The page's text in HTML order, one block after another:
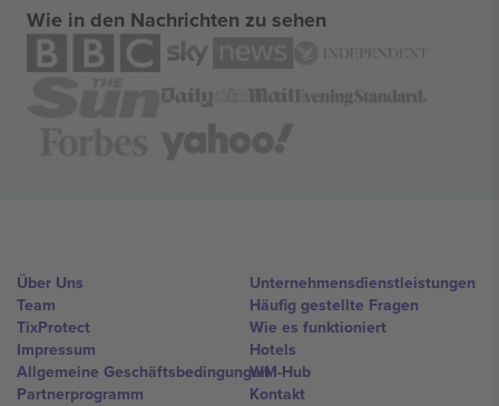
Wie in den Nachrichten zu sehen
Über Uns
Team
TixProtect
Impressum
Allgemeine Geschäftsbedingungen
Partnerprogramm
Unternehmensdienstleistungen
Häufig gestellte Fragen
Wie es funktioniert
Hotels
WM-Hub
Kontakt